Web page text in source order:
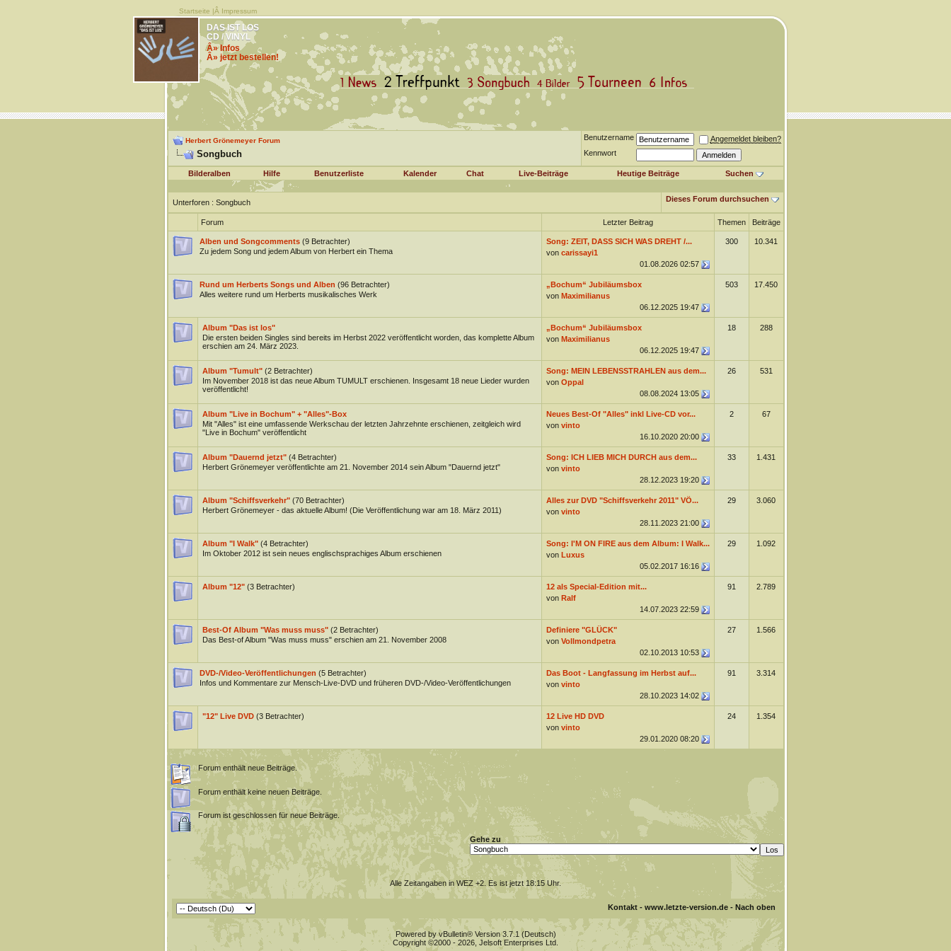
Startseite |Â Impressum
DAS IST LOS
CD / VINYL
Â» Infos
Â» jetzt bestellen!
Herbert Grönemeyer Forum
Songbuch
Benutzername
Angemeldet bleiben?
Kennwort
Bilderalben Hilfe Benutzerliste Kalender Chat Live-Beiträge Heutige Beiträge Suchen
Unterforen: Songbuch Dieses Forum durchsuchen
Forum Letzter Beitrag Themen Beiträge
Alben und Songcomments (9 Betrachter)
Zu jedem Song und jedem Album von Herbert ein Thema
Song: ZEIT, DASS SICH WAS DREHT /...
von carissayi1
01.08.2026 02:57
300 10.341
Rund um Herberts Songs und Alben (96 Betrachter)
Alles weitere rund um Herberts musikalisches Werk
„Bochum“ Jubiläumsbox
von Maximilianus
06.12.2025 19:47
503 17.450
Album "Das ist los"
Die ersten beiden Singles sind bereits im Herbst 2022 veröffentlicht worden, das komplette Album
erschien am 24. März 2023.
„Bochum“ Jubiläumsbox
von Maximilianus
06.12.2025 19:47
18 288
Album "Tumult" (2 Betrachter)
Im November 2018 ist das neue Album TUMULT erschienen. Insgesamt 18 neue Lieder wurden
veröffentlicht!
Song: MEIN LEBENSSTRAHLEN aus dem...
von Oppal
08.08.2024 13:05
26 531
Album "Live in Bochum" + "Alles"-Box
Mit "Alles" ist eine umfassende Werkschau der letzten Jahrzehnte erschienen, zeitgleich wird
"Live in Bochum" veröffentlicht
Neues Best-Of "Alles" inkl Live-CD vor...
von vinto
16.10.2020 20:00
2 67
Album "Dauernd jetzt" (4 Betrachter)
Herbert Grönemeyer veröffentlichte am 21. November 2014 sein Album "Dauernd jetzt"
Song: ICH LIEB MICH DURCH aus dem...
von vinto
28.12.2023 19:20
33 1.431
Album "Schiffsverkehr" (70 Betrachter)
Herbert Grönemeyer - das aktuelle Album! (Die Veröffentlichung war am 18. März 2011)
Alles zur DVD "Schiffsverkehr 2011" VÖ...
von vinto
28.11.2023 21:00
29 3.060
Album "I Walk" (4 Betrachter)
Im Oktober 2012 ist sein neues englischsprachiges Album erschienen
Song: I'M ON FIRE aus dem Album: I Walk...
von Luxus
05.02.2017 16:16
29 1.092
Album "12" (3 Betrachter)
12 als Special-Edition mit...
von Ralf
14.07.2023 22:59
91 2.789
Best-Of Album "Was muss muss" (2 Betrachter)
Das Best-of Album "Was muss muss" erschien am 21. November 2008
Definiere "GLÜCK"
von Vollmondpetra
02.10.2013 10:53
27 1.566
DVD-/Video-Veröffentlichungen (5 Betrachter)
Infos und Kommentare zur Mensch-Live-DVD und früheren DVD-/Video-Veröffentlichungen
Das Boot - Langfassung im Herbst auf...
von vinto
28.10.2023 14:02
91 3.314
"12" Live DVD (3 Betrachter)
12 Live HD DVD
von vinto
29.01.2020 08:20
24 1.354
Forum enthält neue Beiträge.
Forum enthält keine neuen Beiträge.
Forum ist geschlossen für neue Beiträge.
Gehe zu
Alle Zeitangaben in WEZ +2. Es ist jetzt18:15Uhr.
Kontakt- www.letzte-version.de- Nach oben
Powered by vBulletin® Version 3.7.1 (Deutsch)
Copyright ©2000 - 2026, Jelsoft Enterprises Ltd.